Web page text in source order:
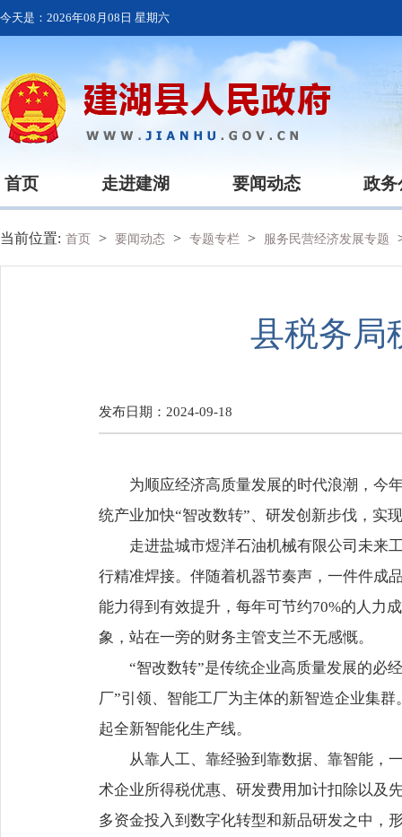
今天是： 2026年08月08日 星期六
首页 走进建湖 要闻动态 政务
当前位置: 首页 > 要闻动态 > 专题专栏 > 服务民营经济发展专题
县税务局
发布日期：2024-09-18
为顺应经济高质量发展的时代浪潮，今
统产业加快“智改数转”、研发创新步伐，实
走进盐城市煜洋石油机械有限公司未来
行精准焊接。伴随着机器节奏声，一件件成
能力得到有效提升，每年可节约70%的人力
象，站在一旁的财务主管支兰不无感慨。
“智改数转”是传统企业高质量发展的必
厂”引领、智能工厂为主体的新智造企业集
起全新智能化生产线。
从靠人工、靠经验到靠数据、靠智能，
术企业所得税优惠、研发费用加计扣除以及
多资金投入到数字化转型和新品研发之中，